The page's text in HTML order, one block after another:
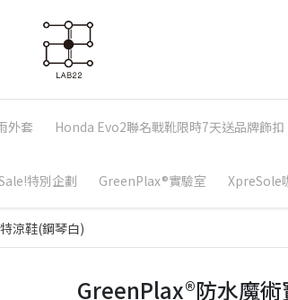
外套 Honda Evo2聯名戰靴限時7天送品牌飾扣
特別企劃 GreenPlax®實驗室 XpreSole
涼鞋(鋼琴白)
GreenPlax®防水魔